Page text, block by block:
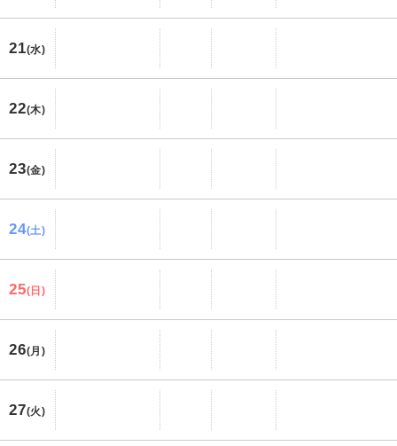
21(水)
22(木)
23(金)
24(土)
25(日)
26(月)
27(火)